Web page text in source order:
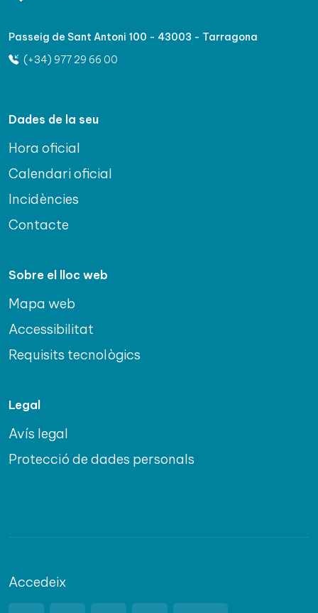
Passeig de Sant Antoni 100 - 43003 - Tarragona
(+34) 977 29 66 00
Dades de la seu
Hora oficial
Calendari oficial
Incidències
Contacte
Sobre el lloc web
Mapa web
Accessibilitat
Requisits tecnològics
Legal
Avís legal
Protecció de dades personals
Accedeix